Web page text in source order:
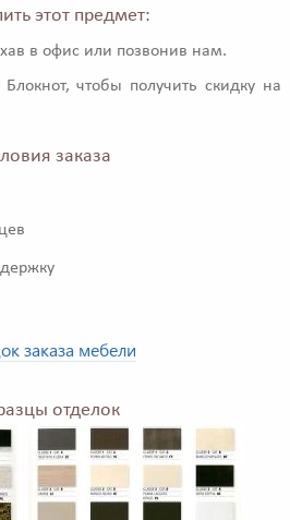
этот предмет:
в офис или позвонив нам.
чтобы получить скидку на
заказа
заказа мебели
отделок